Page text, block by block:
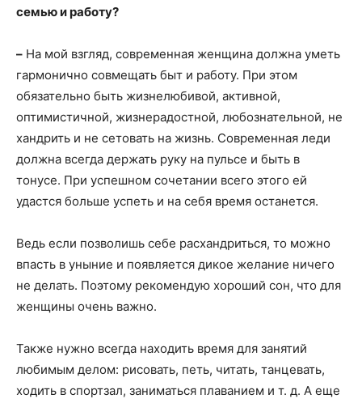
семью и работу?
– На мой взгляд, современная женщина должна уметь
гармонично совмещать быт и работу. При этом
обязательно быть жизнелюбивой, активной,
оптимистичной, жизнерадостной, любознательной, не
хандрить и не сетовать на жизнь. Современная леди
должна всегда держать руку на пульсе и быть в
тонусе. При успешном сочетании всего этого ей
удастся больше успеть и на себя время останется.
Ведь если позволишь себе расхандриться, то можно
впасть в уныние и появляется дикое желание ничего
не делать. Поэтому рекомендую хороший сон, что для
женщины очень важно.
Также нужно всегда находить время для занятий
любимым делом: рисовать, петь, читать, танцевать,
ходить в спортзал, заниматься плаванием и т. д. А еще